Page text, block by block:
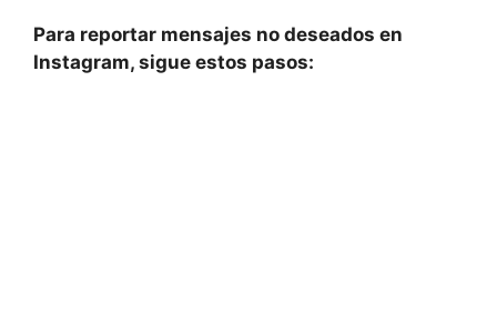
Para‍ reportar mensajes no deseados en
Instagram, sigue ‌estos pasos: